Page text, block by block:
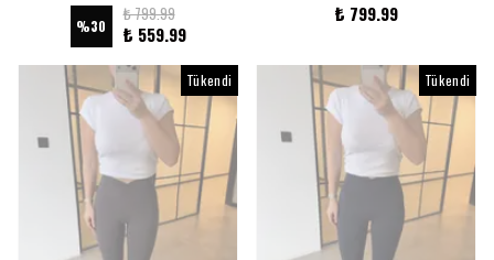
%30
₺ 799.99
₺ 559.99
₺ 799.99
Tükendi Tükendi